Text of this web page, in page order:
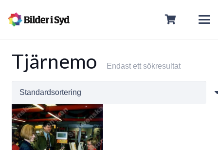
Tjärnemo Endast ett sökresultat